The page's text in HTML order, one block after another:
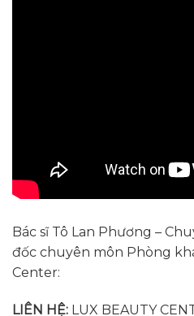
Bác sĩ Tô Lan Phương –
đốc chuyên môn Phòng
Center:
LIÊN HỆ: LUX BEAUTY